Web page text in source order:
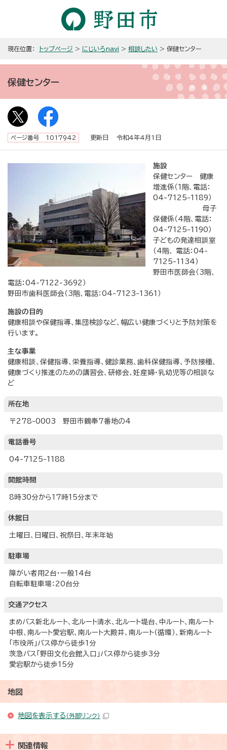
現在位置： トップページ > にじいろnavi > 相談したい > 保健センター
保健センター
ページ番号 1017942 更新日 令和4年4月1日
施設
保健センター 健康
増進係（1階、電話：
04-7125-1189）
母子
保健係（4階、電話：
04-7125-1190）
子どもの発達相談室
（4階、 電話：04-
7125-1134）
野田市医師会（3階、
電話：04-7122-3692）
野田市歯科医師会（3階、電話：04-7123-1361）
施設の目的
健康相談や保健指導、集団検診など、幅広い健康づくりと予防対策を
行います。
主な事業
健康相談、保健指導、栄養指導、健診業務、歯科保健指導、予防接種、
健康づくり推進のための講習会、研修会、妊産婦・乳幼児等の相談な
ど
所在地
〒278-0003 野田市鶴奉7番地の4
電話番号
04-7125-1188
開館時間
8時30分から17時15分まで
休館日
土曜日、日曜日、祝祭日、年末年始
駐車場
障がい者用2台・一般14台
自転車駐車場：20台分
交通アクセス
まめバス新北ルート、北ルート清水、北ルート堤台、中ルート、南ルート
中根、南ルート愛宕駅、南ルート大殿井、南ルート（循環）、新南ルート
「市役所」バス停から徒歩1分
茨急バス「野田文化会館入口」バス停から徒歩3分
愛宕駅から徒歩15分
地図
地図を表示する （外部リンク）
関連情報